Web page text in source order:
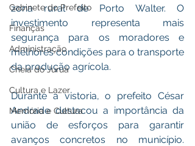
Gabinete do Prefeito
Finanças
Administração
Cheia do Juruá
Cultura e Lazer
Memória e Cultura
zona rural de Porto Walter. O
investimento representa mais
segurança para os moradores e
melhores condições para o transporte
da produção agrícola.
Durante a vistoria, o prefeito César
Andrade destacou a importância da
união de esforços para garantir
avanços concretos no município.